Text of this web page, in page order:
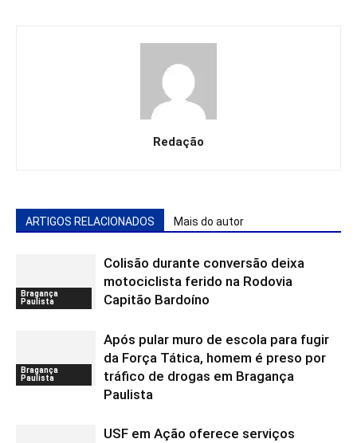
Redação
ARTIGOS RELACIONADOS Mais do autor
Bragança
Paulista
Colisão durante conversão deixa
motociclista ferido na Rodovia
Capitão Bardoíno
Bragança
Paulista
Após pular muro de escola para fugir
da Força Tática, homem é preso por
tráfico de drogas em Bragança
Paulista
USF em Ação oferece serviços